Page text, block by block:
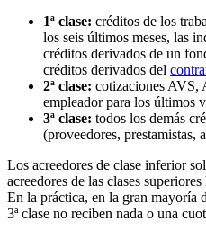
1ª clase: créditos de los
los seis últimos meses, las
créditos derivados de un
créditos derivados del
2ª clase: cotizaciones AVS,
empleador para los últimos
3ª clase: todos los demás
(proveedores, prestamistas,
Los acreedores de clase inferior
acreedores de las clases
En la práctica, en la gran mayoría
3ª clase no reciben nada o una